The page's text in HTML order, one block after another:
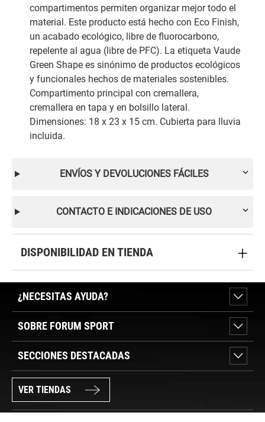
compartimentos permiten organizar mejor todo el
material. Este producto está hecho con Eco Finish,
un acabado ecológico, libre de fluorocarbono,
repelente al agua (libre de PFC). La etiqueta Vaude
Green Shape es sinónimo de productos ecológicos
y funcionales hechos de materiales sostenibles.
Compartimento principal con cremallera,
cremallera en tapa y en bolsillo lateral.
Dimensiones: 18 x 23 x 15 cm. Cubierta para lluvia
incluida.
ENVÍOS Y DEVOLUCIONES FÁCILES
CONTACTO E INDICACIONES DE USO
DISPONIBILIDAD EN TIENDA
¿NECESITAS AYUDA?
SOBRE FORUM SPORT
SECCIONES DESTACADAS
VER TIENDAS